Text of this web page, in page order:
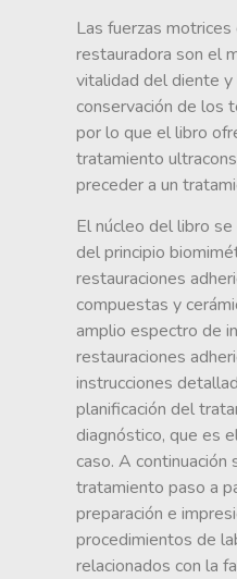
Las fuerzas
restauradora son el
vitalidad del diente y
conservación de los
por lo que el libro
tratamiento
preceder a un
El núcleo del libro
del principio
restauraciones
compuestas y
amplio espectro de
restauraciones
instrucciones
planificación del
diagnóstico, que es
caso. A continuación
tratamiento paso a
preparación e
procedimientos de
relacionados con la